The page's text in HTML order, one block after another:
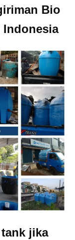
Bio
Indonesia
jika